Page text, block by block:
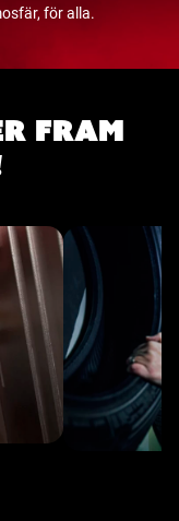
för alla.
fram